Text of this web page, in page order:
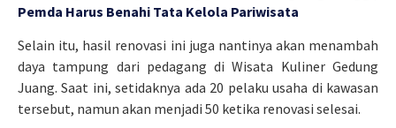
Pemda Harus Benahi Tata Kelola Pariwisata
Selain itu, hasil renovasi ini juga nantinya akan menambah
daya tampung dari pedagang di Wisata Kuliner Gedung
Juang. Saat ini, setidaknya ada 20 pelaku usaha di kawasan
tersebut, namun akan menjadi 50 ketika renovasi selesai.